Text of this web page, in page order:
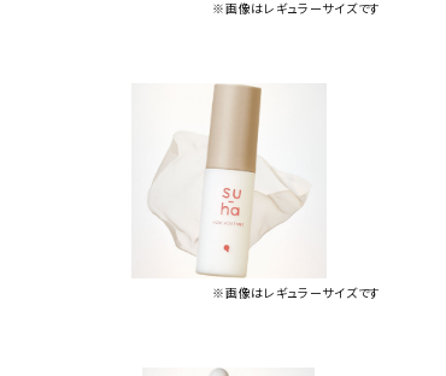
※画像はレギュラーサイズです
※画像はレギュラーサイズです